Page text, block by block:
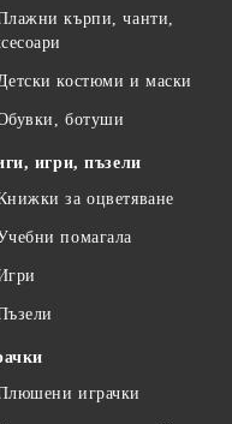
кърпи, чанти,
костюми и маски
ботуши
игри, пъзели
за оцветяване
помагала
играчки